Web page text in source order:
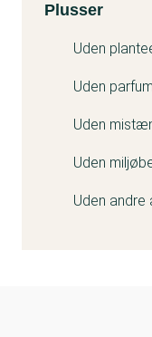
Derma oplyser,
garanterer en
kommende krav.
Læs mere i
Kemitest
Plusser
Uden
Uden
Uden
Uden
Uden